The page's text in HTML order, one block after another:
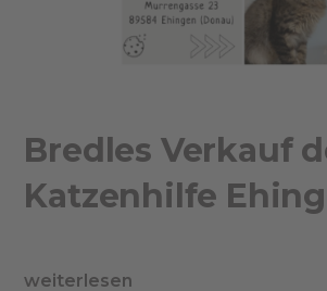
Bredles Verkauf
Katzenhilfe
weiterlesen